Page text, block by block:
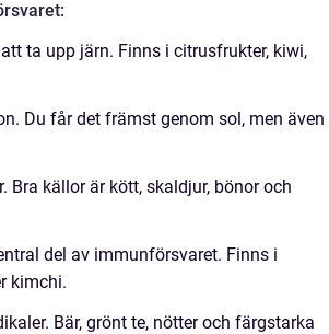
ta upp järn. Finns i citrusfrukter, kiwi,
Du får det främst genom sol, men även
källor är kött, skaldjur, bönor och
del av immunförsvaret. Finns i
kimchi.
Bär, grönt te, nötter och färgstarka